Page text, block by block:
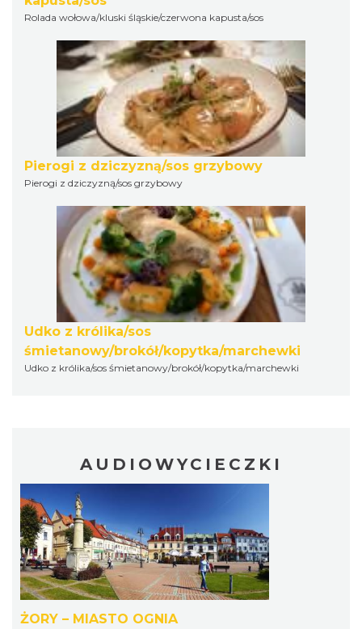
Rolada wołowa/kluski śląskie/czerwona kapusta/sos
Pierogi z dziczyzną/sos grzybowy
Pierogi z dziczyzną/sos grzybowy
Udko z królika/sos
śmietanowy/brokół/kopytka/marchewki
Udko z królika/sos śmietanowy/brokół/kopytka/marchewki
AUDIOWYCIECZKI
ŻORY – MIASTO OGNIA